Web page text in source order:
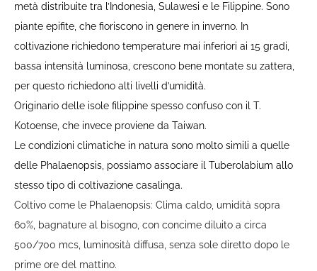
metà distribuite tra l’Indonesia, Sulawesi e le Filippine. Sono
piante epifite, che fioriscono in genere in inverno. In
coltivazione richiedono temperature mai inferiori ai 15 gradi,
bassa intensità luminosa, crescono bene montate su zattera,
per questo richiedono alti livelli d’umidità.
Originario delle isole filippine spesso confuso con il T.
Kotoense, che invece proviene da Taiwan.
Le condizioni climatiche in natura sono molto simili a quelle
delle Phalaenopsis, possiamo associare il Tuberolabium allo
stesso tipo di coltivazione casalinga.
Coltivo come le Phalaenopsis: Clima caldo, umidità sopra
60%, bagnature al bisogno, con concime diluito a circa
500/700 mcs, luminosità diffusa, senza sole diretto dopo le
prime ore del mattino.